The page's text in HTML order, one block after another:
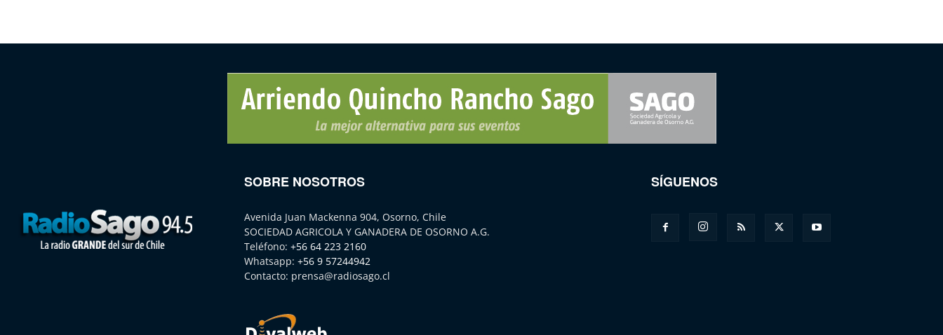
SOBRE NOSOTROS
Avenida Juan Mackenna 904, Osorno, Chile
SOCIEDAD AGRICOLA Y GANADERA DE OSORNO A.G.
Teléfono: +56 64 223 2160
Whatsapp: +56 9 57244942
Contacto: prensa@radiosago.cl
SÍGUENOS